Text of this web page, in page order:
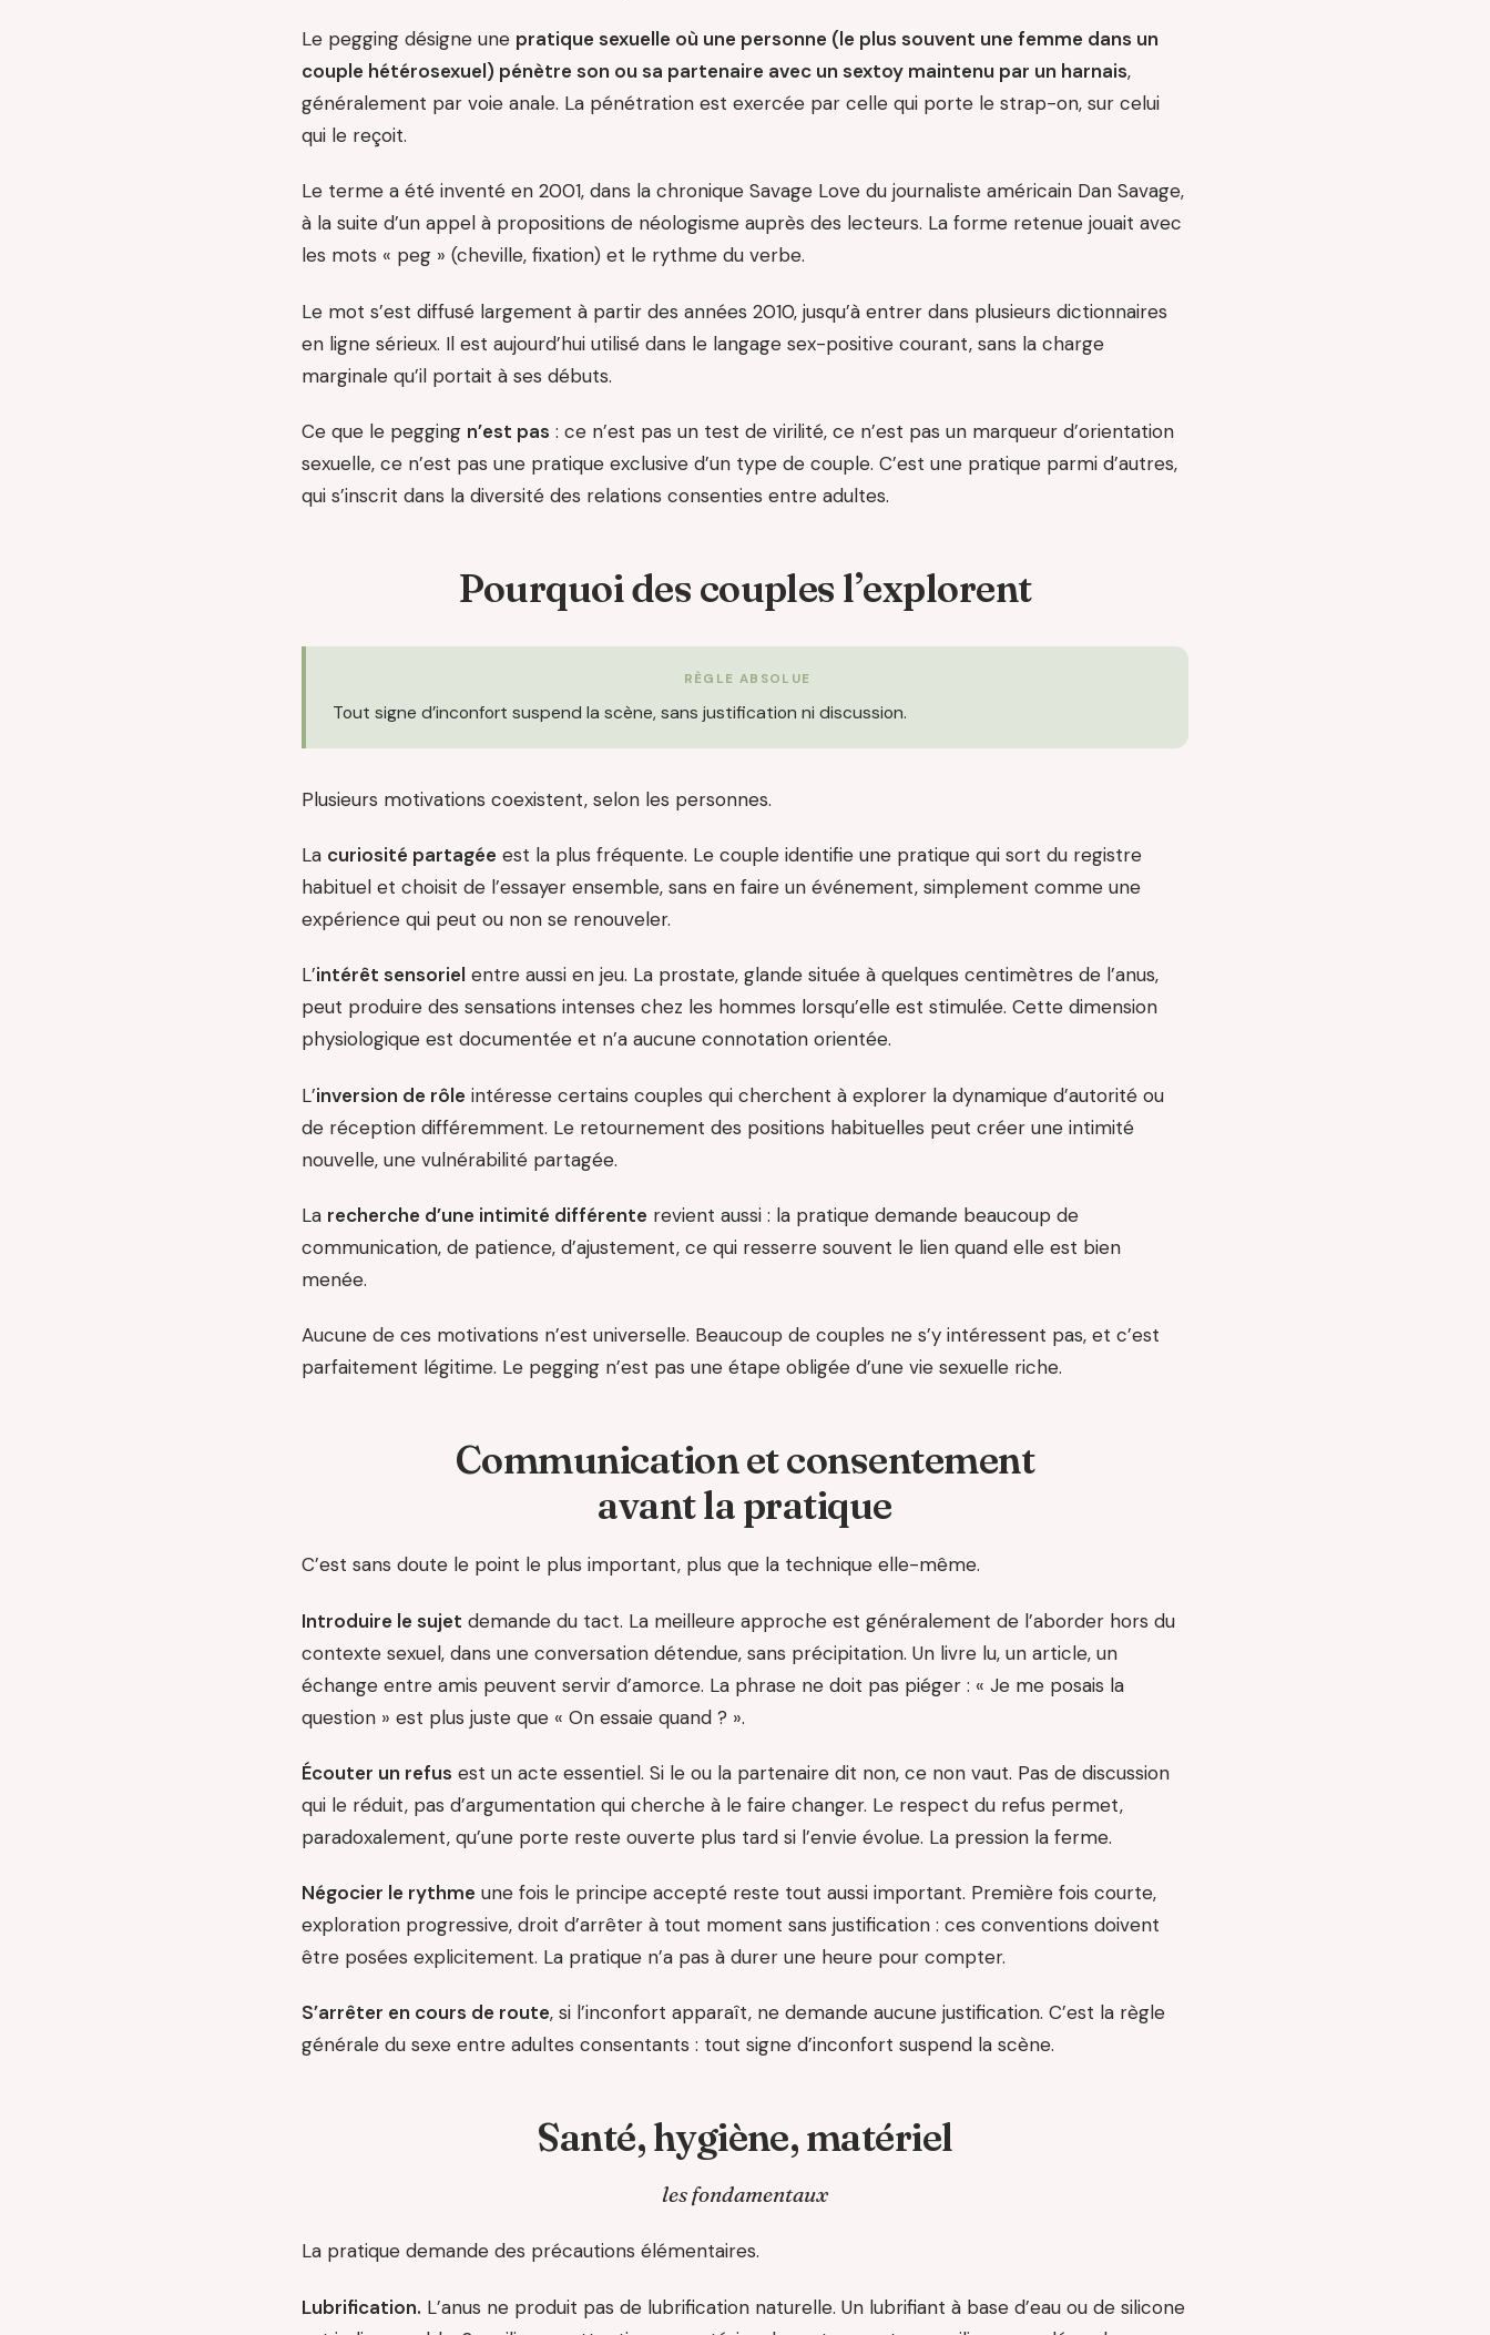
Le pegging désigne une pratique sexuelle où une personne (le plus souvent une femme dans un
couple hétérosexuel) pénètre son ou sa partenaire avec un sextoy maintenu par un harnais,
généralement par voie anale. La pénétration est exercée par celle qui porte le strap-on, sur celui
qui le reçoit.
Le terme a été inventé en 2001, dans la chronique Savage Love du journaliste américain Dan Savage,
à la suite d’un appel à propositions de néologisme auprès des lecteurs. La forme retenue jouait avec
les mots « peg » (cheville, fixation) et le rythme du verbe.
Le mot s’est diffusé largement à partir des années 2010, jusqu’à entrer dans plusieurs dictionnaires
en ligne sérieux. Il est aujourd’hui utilisé dans le langage sex-positive courant, sans la charge
marginale qu’il portait à ses débuts.
Ce que le pegging n’est pas : ce n’est pas un test de virilité, ce n’est pas un marqueur d’orientation
sexuelle, ce n’est pas une pratique exclusive d’un type de couple. C’est une pratique parmi d’autres,
qui s’inscrit dans la diversité des relations consenties entre adultes.
Pourquoi des couples l’explorent
RÈGLE ABSOLUE
Tout signe d’inconfort suspend la scène, sans justification ni discussion.
Plusieurs motivations coexistent, selon les personnes.
La curiosité partagée est la plus fréquente. Le couple identifie une pratique qui sort du registre
habituel et choisit de l’essayer ensemble, sans en faire un événement, simplement comme une
expérience qui peut ou non se renouveler.
L’intérêt sensoriel entre aussi en jeu. La prostate, glande située à quelques centimètres de l’anus,
peut produire des sensations intenses chez les hommes lorsqu’elle est stimulée. Cette dimension
physiologique est documentée et n’a aucune connotation orientée.
L’inversion de rôle intéresse certains couples qui cherchent à explorer la dynamique d’autorité ou
de réception différemment. Le retournement des positions habituelles peut créer une intimité
nouvelle, une vulnérabilité partagée.
La recherche d’une intimité différente revient aussi : la pratique demande beaucoup de
communication, de patience, d’ajustement, ce qui resserre souvent le lien quand elle est bien
menée.
Aucune de ces motivations n’est universelle. Beaucoup de couples ne s’y intéressent pas, et c’est
parfaitement légitime. Le pegging n’est pas une étape obligée d’une vie sexuelle riche.
Communication et consentement
avant la pratique
C’est sans doute le point le plus important, plus que la technique elle-même.
Introduire le sujet demande du tact. La meilleure approche est généralement de l’aborder hors du
contexte sexuel, dans une conversation détendue, sans précipitation. Un livre lu, un article, un
échange entre amis peuvent servir d’amorce. La phrase ne doit pas piéger : « Je me posais la
question » est plus juste que « On essaie quand ? ».
Écouter un refus est un acte essentiel. Si le ou la partenaire dit non, ce non vaut. Pas de discussion
qui le réduit, pas d’argumentation qui cherche à le faire changer. Le respect du refus permet,
paradoxalement, qu’une porte reste ouverte plus tard si l’envie évolue. La pression la ferme.
Négocier le rythme une fois le principe accepté reste tout aussi important. Première fois courte,
exploration progressive, droit d’arrêter à tout moment sans justification : ces conventions doivent
être posées explicitement. La pratique n’a pas à durer une heure pour compter.
S’arrêter en cours de route, si l’inconfort apparaît, ne demande aucune justification. C’est la règle
générale du sexe entre adultes consentants : tout signe d’inconfort suspend la scène.
Santé, hygiène, matériel
les fondamentaux
La pratique demande des précautions élémentaires.
Lubrification. L’anus ne produit pas de lubrification naturelle. Un lubrifiant à base d’eau ou de silicone